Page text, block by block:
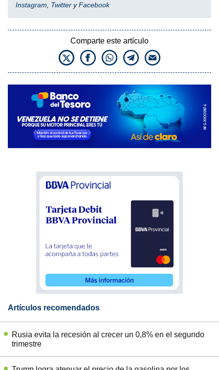
Instagram, Twitter yFacebook
Comparte este artículo
Artículos recomendados
Rusia evita la recesión al crecer un 0,8% en el segundo
trimestre